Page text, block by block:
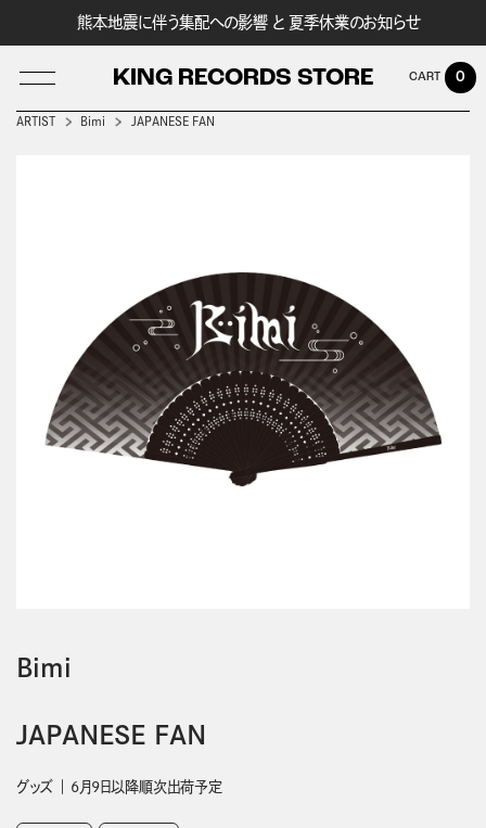
熊本地震に伴う集配への影響 と 夏季休業のお知らせ
KING RECORDS STORE 0
ARTIST Bimi JAPANESE FAN
Bimi
JAPANESE FAN
グッズ 6月9日以降順次出荷予定